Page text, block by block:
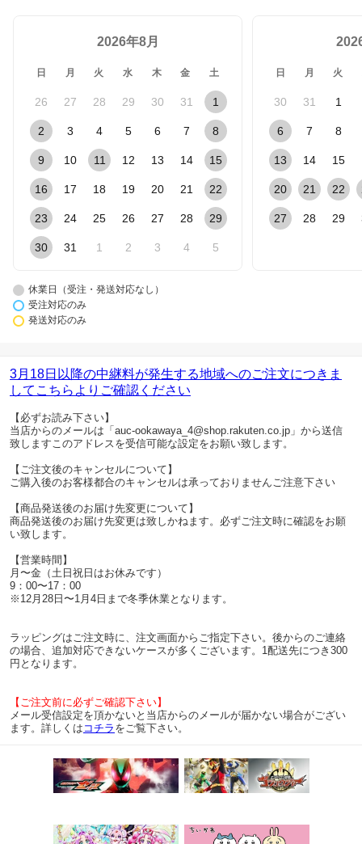
2026年8月
日 月 火 水 木 金 土
26 27 28 29 30 31 1
2 3 4 5 6 7 8
9 10 11 12 13 14 15
16 17 18 19 20 21 22
23 24 25 26 27 28 29
30 31 1 2 3 4 5
日 月 火
30 31 1
6 7 8
13 14 15
20 21 22
27 28 29
休業日（受注・発送対応なし）
受注対応のみ
発送対応のみ
3月18日以降の中継料が発生する地域へのご注文につきま
してこちらよりご確認ください
【必ずお読み下さい】
当店からのメールは「auc-ookawaya_4@shop.rakuten.co.jp」から送信
致しますこのアドレスを受信可能な設定をお願い致します。
【ご注文後のキャンセルについて】
ご購入後のお客様都合のキャンセルは承っておりませんご注意下さい
【商品発送後のお届け先変更について】
商品発送後のお届け先変更は致しかねます。必ずご注文時に確認をお願
い致します。
【営業時間】
月〜金（土日祝日はお休みです）
9：00〜17：00
※12月28日〜1月4日まで冬季休業となります。
ラッピングはご注文時に、注文画面からご指定下さい。後からのご連絡
の場合、追加対応できないケースが多くございます。1配送先につき300
円となります。
【ご注文前に必ずご確認下さい】
メール受信設定を頂かないと当店からのメールが届かない場合がござい
ます。詳しくは コチラ をご覧下さい。